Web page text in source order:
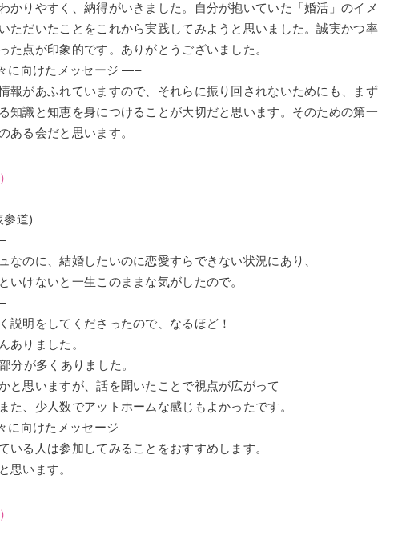
かりやすく、納得がいきました。自分が抱いていた「婚活」のイメ
ただいたことをこれから実践してみようと思いました。誠実かつ率
た点が印象的です。 ありがとうございました。
に向けたメッセージ —–
報があふれていますので、 それらに振り回されないためにも、
まず
知識と知恵を身につけることが大切だと思います。 そのための第一
ある会だと思います。
参道)
なのに、結婚したいのに恋愛すらできない状況にあり、
いけないと一生このままな気がしたので。
説明をしてくださったので、なるほど！
ありました。
分が多くありました。
と思いますが、話を聞いたことで視点が広がって
た、 少人数でアットホームな感じもよかったです。
に向けたメッセージ —–
いる人は参加してみることをおすすめします。
思います。